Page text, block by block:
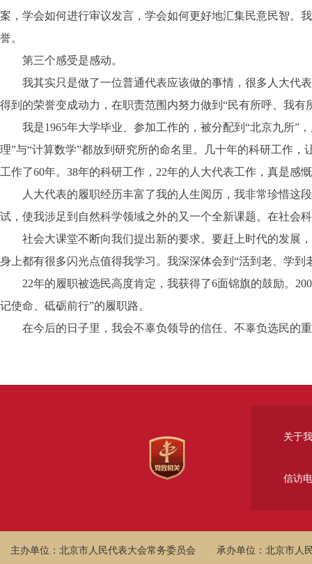
案，学会如何进行审议发言，学会如何更好地汇集民意民智。
誉。
第三个感受是感动。
我其实只是做了一位普通代表应该做的事情，很多人大代表
得到的荣誉变成动力，在职责范围内努力做到“民有所呼、我
我是1965年大学毕业、参加工作的，被分配到“北京九所”，
理”与“计算数学”都放到研究所的命名里。几十年的科研工作
工作了60年。38年的科研工作，22年的人大代表工作，真是感
人大代表的履职经历丰富了我的人生阅历，我非常珍惜这段
试，使我涉足到自然科学领域之外的又一个全新课题。在社会
社会大课堂不断向我们提出新的要求。要赶上时代的发展，
身上都有很多闪光点值得我学习。我深深体会到“活到老、学
22年的履职被选民高度肯定，我获得了6面锦旗的鼓励。
记使命、砥砺前行”的履职路。
在今后的日子里，我会不辜负领导的信任、不辜负选民的重
关于
信访
主办单位：北京市人民代表大会常务委员会 承办单位：北京市人